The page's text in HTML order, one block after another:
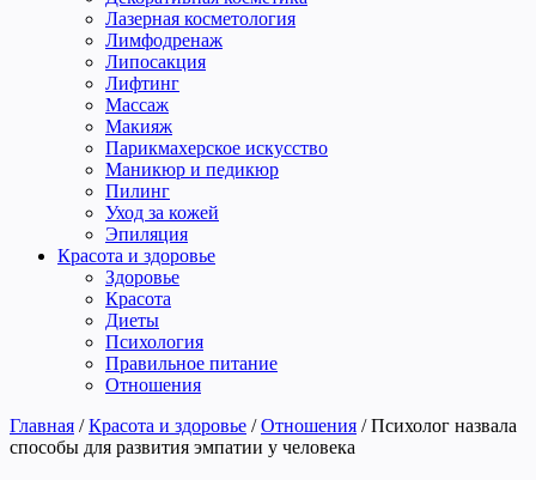
Лазерная косметология
Лимфодренаж
Липосакция
Лифтинг
Массаж
Макияж
Парикмахерское искусство
Маникюр и педикюр
Пилинг
Уход за кожей
Эпиляция
Красота и здоровье
Здоровье
Красота
Диеты
Психология
Правильное питание
Отношения
Главная / Красота и здоровье / Отношения / Психолог назвала
способы для развития эмпатии у человека